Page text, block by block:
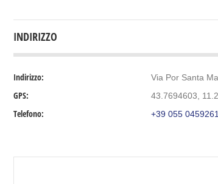
INDIRIZZO
Indirizzo: Via Por Santa
GPS: 43.7694603,
Telefono: +39 055